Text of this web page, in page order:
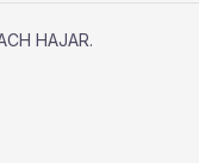
HAJAR.